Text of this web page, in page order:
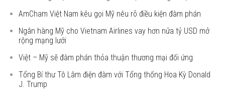
AmCham Việt Nam kêu gọi Mỹ nêu rõ điều kiện đàm phán
Ngân hàng Mỹ cho Vietnam Airlines vay hơn nửa tỷ USD mở
rộng mạng lưới
Việt – Mỹ sẽ đàm phán thỏa thuận thương mại đối ứng
Tổng Bí thư Tô Lâm điện đàm với Tổng thống Hoa Kỳ Donald
J. Trump